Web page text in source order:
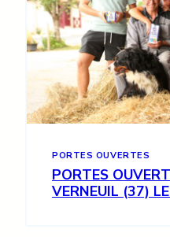
PORTES OUVERTES
PORTES
VERNEUIL (37)